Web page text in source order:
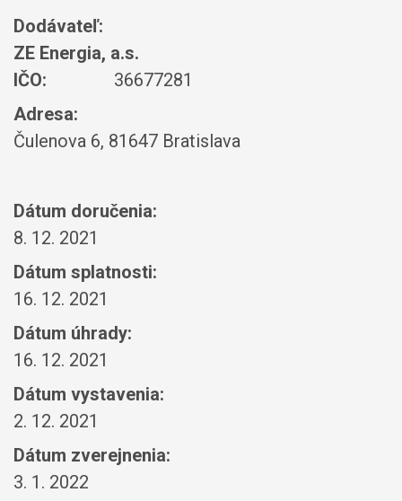
Dodávateľ:
ZE Energia, a.s.
IČO:
36677281
Adresa:
Čulenova 6, 81647 Bratislava
Dátum doručenia:
8. 12. 2021
Dátum splatnosti:
16. 12. 2021
Dátum úhrady:
16. 12. 2021
Dátum vystavenia:
2. 12. 2021
Dátum zverejnenia:
3. 1. 2022